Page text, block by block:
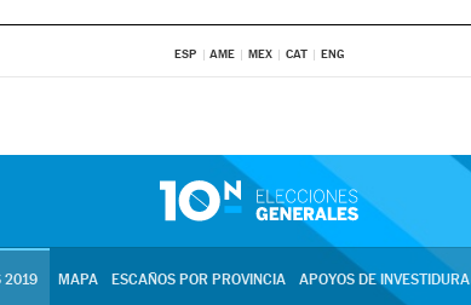
ESP AME MEX CAT ENG
2019 MAPA ESCAÑOS POR PROVINCIA APOYOS DE INVESTIDURA